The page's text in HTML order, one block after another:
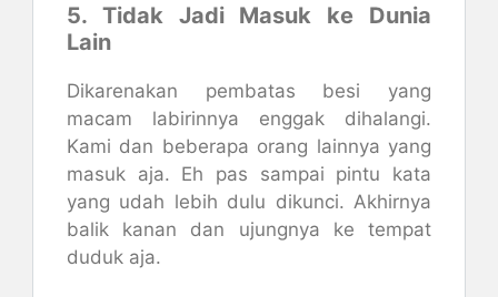
5. Tidak Jadi Masuk ke Dunia
Lain
Dikarenakan pembatas besi yang
macam labirinnya enggak dihalangi.
Kami dan beberapa orang lainnya yang
masuk aja. Eh pas sampai pintu kata
yang udah lebih dulu dikunci. Akhirnya
balik kanan dan ujungnya ke tempat
duduk aja.